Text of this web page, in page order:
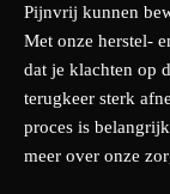
Pijnvrij kunnen
Met onze herstel-
dat je klachten op
terugkeer sterk
proces is
meer over onze